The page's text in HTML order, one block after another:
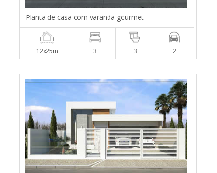
Planta de casa com varanda gourmet
12x25m 3 3 2